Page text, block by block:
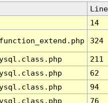
Line
14
324
211
62
94
76